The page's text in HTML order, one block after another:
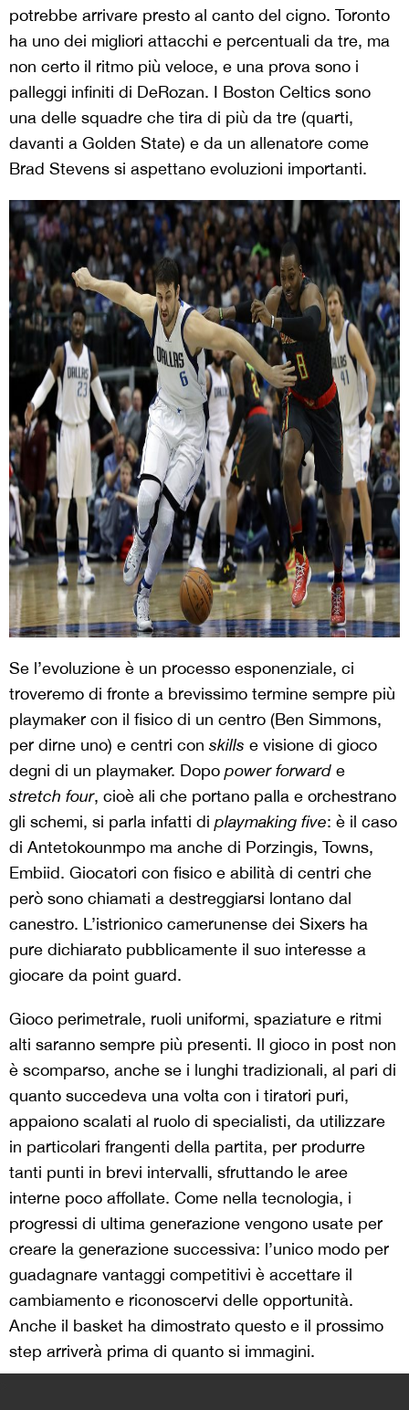
potrebbe arrivare presto al canto del cigno. Toronto
ha uno dei migliori attacchi e percentuali da tre, ma
non certo il ritmo più veloce, e una prova sono i
palleggi infiniti di DeRozan. I Boston Celtics sono
una delle squadre che tira di più da tre (quarti,
davanti a Golden State) e da un allenatore come
Brad Stevens si aspettano evoluzioni importanti.
Se l’evoluzione è un processo esponenziale, ci
troveremo di fronte a brevissimo termine sempre più
playmaker con il fisico di un centro (Ben Simmons,
per dirne uno) e centri con skills e visione di gioco
degni di un playmaker. Dopo power forward e
stretch four, cioè ali che portano palla e orchestrano
gli schemi, si parla infatti di playmaking five: è il caso
di Antetokounmpo ma anche di Porzingis, Towns,
Embiid. Giocatori con fisico e abilità di centri che
però sono chiamati a destreggiarsi lontano dal
canestro. L’istrionico camerunense dei Sixers ha
pure dichiarato pubblicamente il suo interesse a
giocare da point guard.
Gioco perimetrale, ruoli uniformi, spaziature e ritmi
alti saranno sempre più presenti. Il gioco in post non
è scomparso, anche se i lunghi tradizionali, al pari di
quanto succedeva una volta con i tiratori puri,
appaiono scalati al ruolo di specialisti, da utilizzare
in particolari frangenti della partita, per produrre
tanti punti in brevi intervalli, sfruttando le aree
interne poco affollate. Come nella tecnologia, i
progressi di ultima generazione vengono usate per
creare la generazione successiva: l’unico modo per
guadagnare vantaggi competitivi è accettare il
cambiamento e riconoscervi delle opportunità.
Anche il basket ha dimostrato questo e il prossimo
step arriverà prima di quanto si immagini.